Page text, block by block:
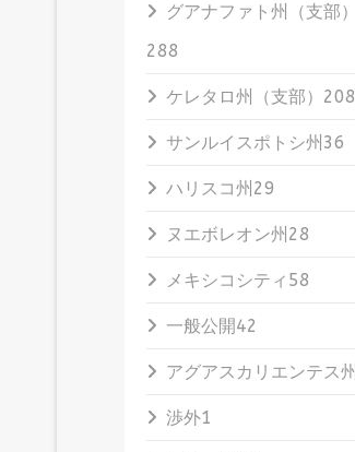
グアナファト州（支部）
288
ケレタロ州（支部） 208
サンルイスポトシ州 36
ハリスコ州 29
ヌエボレオン州 28
メキシコシティ 58
一般公開42
アグアスカリエンテス州
渉外1